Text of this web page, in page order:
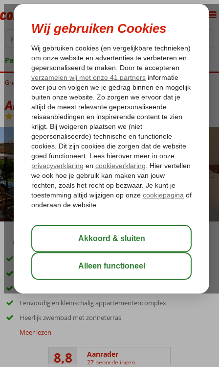
Pakketgarantie
Home
Griekenland Samos Kambos Anastasia Appartementen
Anastasia Appartementen
Logies-Appartement
03:15
Op loopafstand Kambos en het strand
Rustig gelegen
Eenvoudig en kleinschalig appartementencomplex
Heerlijk zwembad met zonneterras
Meer lezen
8,8 Aanrader
27 beoordelingen